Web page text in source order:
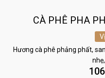
CÀ PHÊ PHA
Hương cà phê phảng phất,